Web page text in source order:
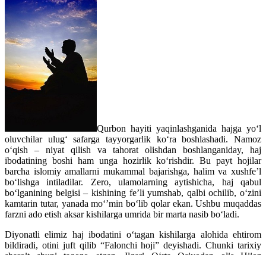
Qurbon hayiti yaqinlashganida hajga yo‘l
oluvchilar ulug‘ safarga tayyorgarlik ko‘ra boshlashadi. Namoz
o‘qish – niyat qilish va tahorat olishdan boshlanganiday, haj
ibodatining boshi ham unga hozirlik ko‘rishdir. Bu payt hojilar
barcha islomiy amallarni mukammal bajarishga, halim va xushfe’l
bo‘lishga intiladilar. Zero, ulamolarning aytishicha, haj qabul
bo‘lganining belgisi – kishining fe’li yumshab, qalbi ochilib, o‘zini
kamtarin tutar, yanada mo‘’min bo‘lib qolar ekan. Ushbu muqaddas
farzni ado etish aksar kishilarga umrida bir marta nasib bo‘ladi.
Diyonatli elimiz haj ibodatini o‘tagan kishilarga alohida ehtirom
bildiradi, otini juft qilib “Falonchi hoji” deyishadi. Chunki tarixiy